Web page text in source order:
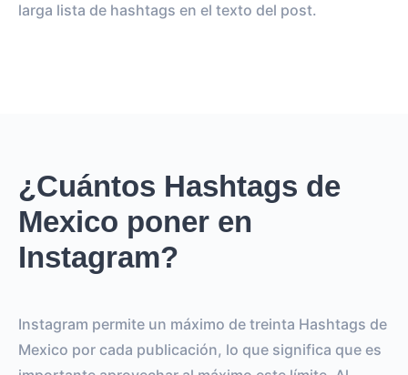
larga lista de hashtags en el texto del post.
¿Cuántos Hashtags de
Mexico poner en
Instagram?
Instagram permite un máximo de treinta Hashtags de
Mexico por cada publicación, lo que significa que es